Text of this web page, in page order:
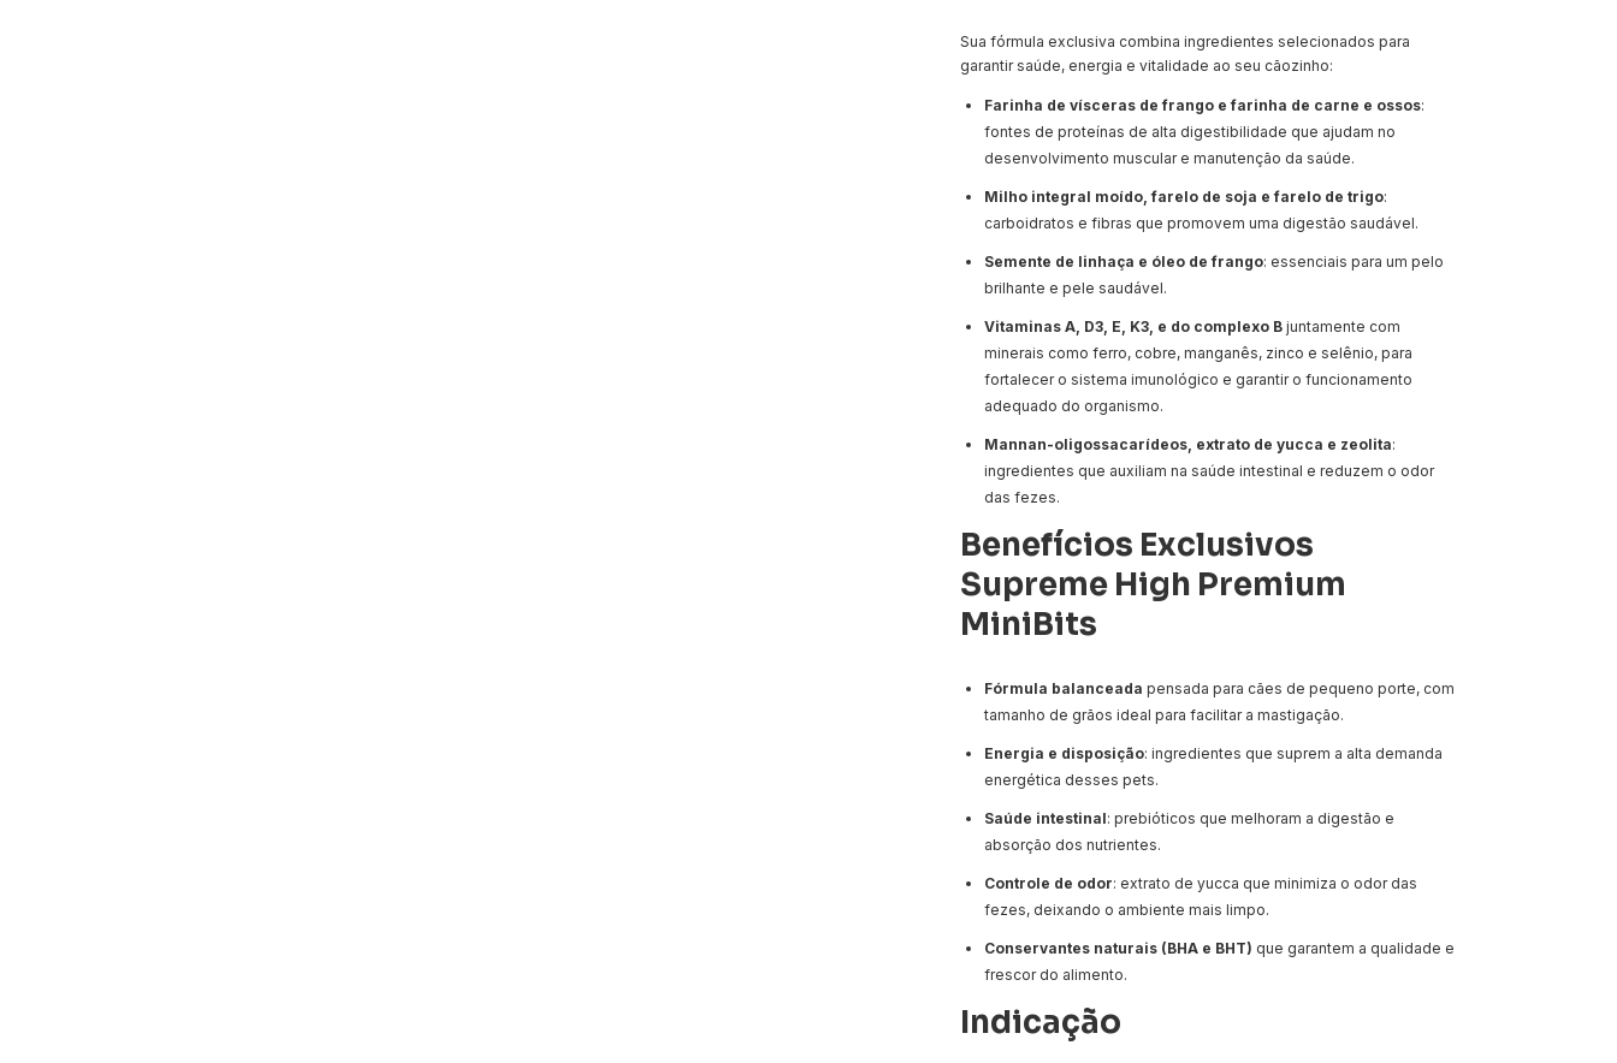
Sua fórmula exclusiva combina ingredientes selecionados para
garantir saúde, energia e vitalidade ao seu cãozinho:
Farinha de vísceras de frango e farinha de carne e ossos:
fontes de proteínas de alta digestibilidade que ajudam no
desenvolvimento muscular e manutenção da saúde.
Milho integral moído, farelo de soja e farelo de trigo:
carboidratos e fibras que promovem uma digestão saudável.
Semente de linhaça e óleo de frango: essenciais para um pelo
brilhante e pele saudável.
Vitaminas A, D3, E, K3, e do complexo B juntamente com
minerais como ferro, cobre, manganês, zinco e selênio, para
fortalecer o sistema imunológico e garantir o funcionamento
adequado do organismo.
Mannan-oligossacarídeos, extrato de yucca e zeolita:
ingredientes que auxiliam na saúde intestinal e reduzem o odor
das fezes.
Benefícios Exclusivos
Supreme High Premium
MiniBits
Fórmula balanceada pensada para cães de pequeno porte, com
tamanho de grãos ideal para facilitar a mastigação.
Energia e disposição: ingredientes que suprem a alta demanda
energética desses pets.
Saúde intestinal: prebióticos que melhoram a digestão e
absorção dos nutrientes.
Controle de odor: extrato de yucca que minimiza o odor das
fezes, deixando o ambiente mais limpo.
Conservantes naturais (BHA e BHT) que garantem a qualidade e
frescor do alimento.
Indicação